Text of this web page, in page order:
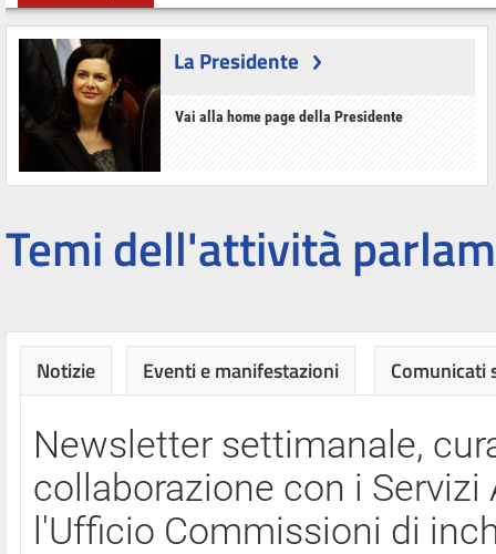
La Presidente
Vai alla home page della Presidente
Temi dell'attività
Notizie Eventi e manifestazioni Comunicati
Newsletter settimanale,
collaborazione con i
l'Ufficio Commissioni di